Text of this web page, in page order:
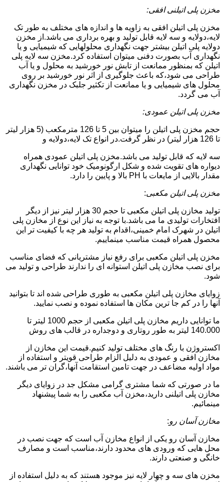
مخزن پلی اتیلنی افقی:
مخزن پلی اتیلن افقی به زاویه ها و اندازه های مختلف به طور تک
لایه،دولایه و سه لایه قابل تولید و بهره برداری می باشد.از مخزن
دولایه پلی اتیلن بیشتر جهت نگهداری محلولهایی که شیمیایی و یا
نگهداری آب بصورت دفنی میتوان استفاده کرد.مخزن سه لایه پلی
اتیلن که بمنظور ممانعت از تابش نور خورشید به محلول و یا آب
طراحی می شود،که باعث جلوگیری از اثر نور خورشید بر روی
محلول های شیمیایی و یا ممانعت از تکثیر جلبک در مخزن نگهداری
آب می گردد.
مخزن پلی اتیلن عمودی:
حجم مخزن پلی اتیلن را میتوان بین 5 تا 126 مترمکعب (5 هزار لیتر
تا 126 هزار لیتر) در نظر گرفت.در انواع تک لایه،دولایه و
سه لایه که قابل تولید می باشد.مخزن پلی اتیلن عمودی همراه
دیواره های تقویت شده و شکل ارگونومیک خود توانایی نگهداری
مقدار بالایی از مایعات با PH بالا و پایین را دارد.
مخزن پلی اتیلن مکعبی:
تولید مخازن پلی اتیلن مکعبی تا حجم 30 هزار لیتر نیز از دیگر
افتخارات تولیدی ما می باشد.با توجه به نیاز این نوع از مخازن پلی
اتیلن در شهرک امام خمینی،اقدام به تولید هر چه با کیفیت تر این
محصول همراه قیمت مناسب مینماییم.
مخزن پلی اتیلن مکعبی برای رفع نیاز مشتریانی که فضای مناسب
برای نصب مخازن پلی اتیلن استوانه ای را ندارند طراحی و تولید می
شود.
زوایای مخازن پلی اتیلن مکعبی به طوری طراحی شده اند تا بتوانید
آنها را در کم جا ترین مکان ها استفاده نموده و نصب نمایید.
ما توانایی داریم مخازن پلی اتیلن مکعبی از حجم 1000 لیتر تا
140.000 لیتر به طور روتاری و دوجداره در قالب های روش
اکستروژن با رنگ های مختلف تولید کنیم.قیمت این مخازن از
مخازن افقی و عمودی به دلیل الزام طراحی قویتر و استفاده از
مواد اولیه مضاعف در جهت تامین استقامت آنها،گران تر می باشند.
ما در صورتی که شما مشتری گرامی مشکل جد در زوایای دیگر
مخازن پلی اتیلنی دارید،مخزن آب مکعبی را به شما پیشنهاد
مینمائیم.
مخازن آسان رو:
مخازن آسان رو یکی از انواع مخازن آب است که جهت نصب در
محل هایی که ورودی های محدود دارند،مناسب است و مصارف
خانگی و صنعتی دارند.
مخزن های سه و چهار لایه نیز موجود هستند که به دلیل استفاده از